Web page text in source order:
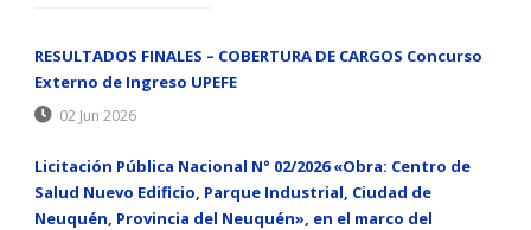
RESULTADOS FINALES – COBERTURA DE CARGOS Concurso
Externo de Ingreso UPEFE
02 Jun 2026
Licitación Pública Nacional N° 02/2026 «Obra: Centro de
Salud Nuevo Edificio, Parque Industrial, Ciudad de
Neuquén, Provincia del Neuquén», en el marco del